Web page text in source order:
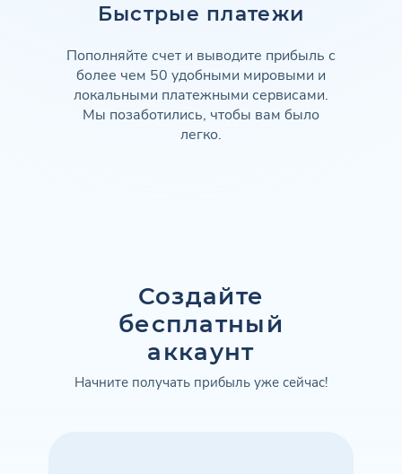
Быстрые платежи
Пополняйте счет и выводите прибыль с
более чем 50 удобными мировыми и
локальными платежными сервисами.
Мы позаботились, чтобы вам было
легко.
Создайте
бесплатный
аккаунт
Начните получать прибыль уже сейчас!